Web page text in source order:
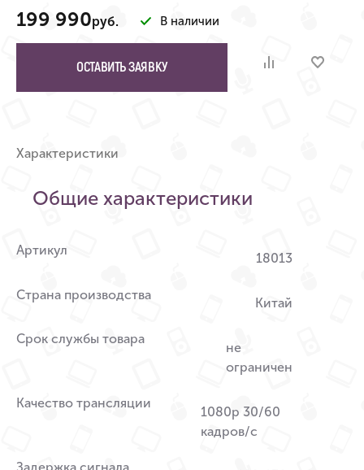
199 990руб. В наличии
ОСТАВИТЬ ЗАЯВКУ
Характеристики
Общие характеристики
Артикул
18013
Страна производства
Китай
Срок службы товара
не
ограничен
Качество трансляции
1080p 30/60
кадров/с